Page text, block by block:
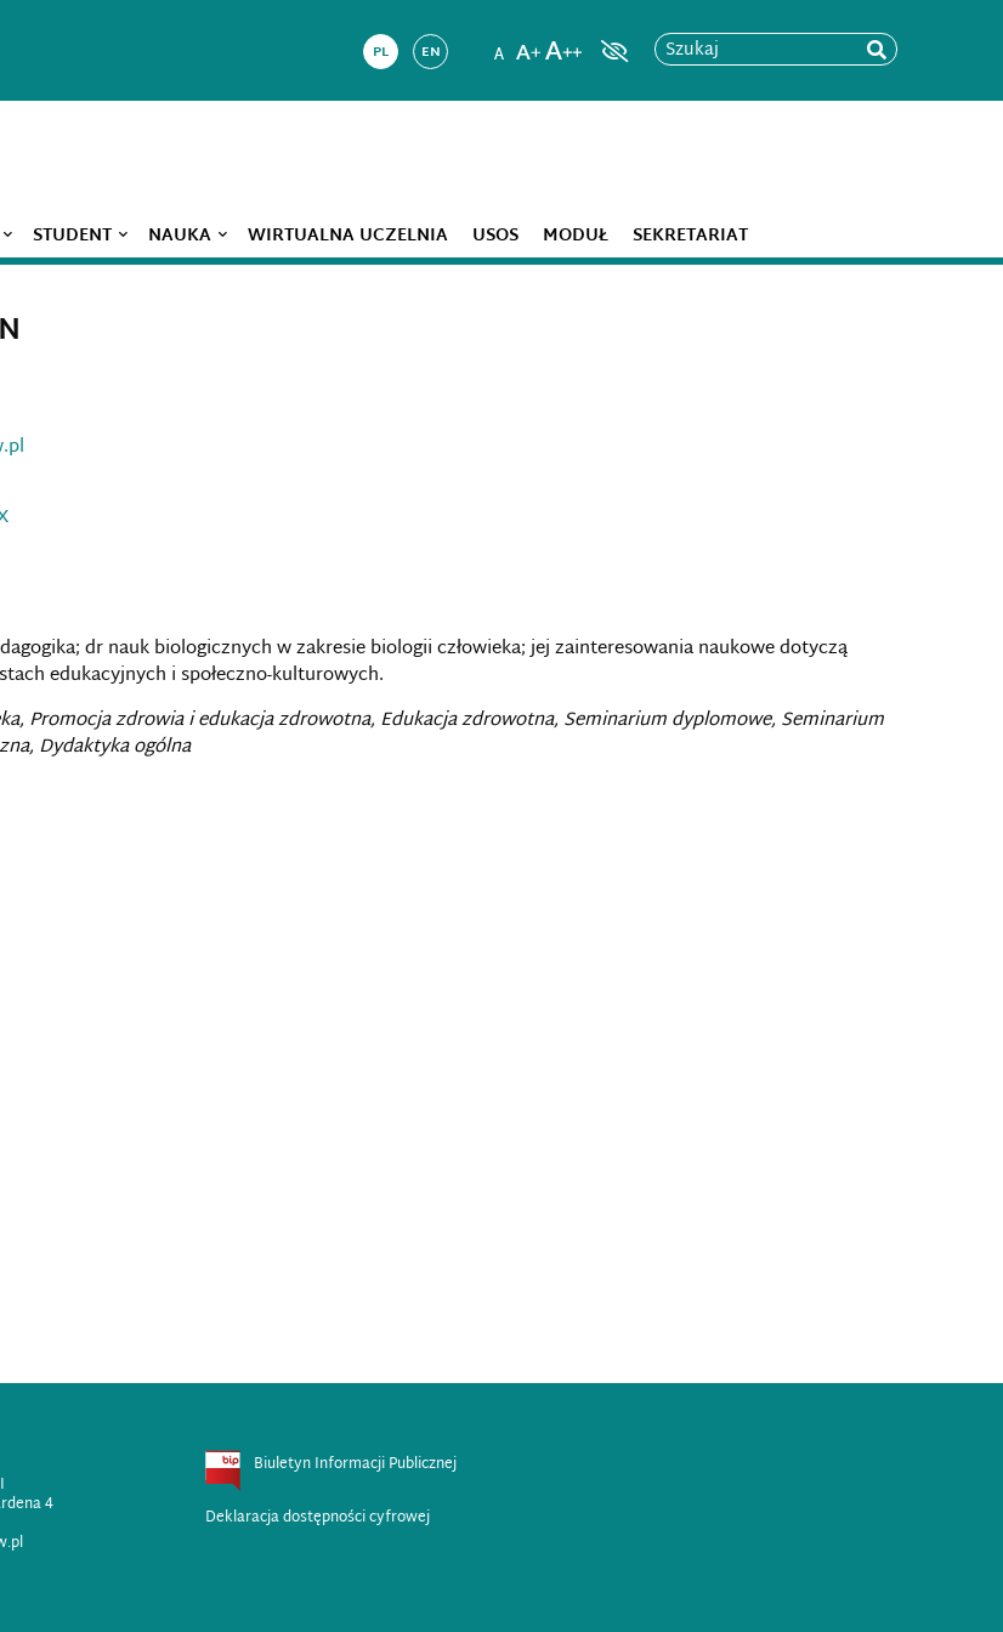
PL EN Szukaj
STUDENT NAUKA WIRTUALNA UCZELNIA USOS MODUŁ SEKRETARIAT
dr nauk biologicznych w zakresie biologii człowieka; jej zainteresowania naukowe dotyczą
edukacyjnych i społeczno-kulturowych.
Promocja zdrowia i edukacja zdrowotna, Edukacja zdrowotna, Seminarium dyplomowe, Seminarium
Dydaktyka ogólna
4
Biuletyn Informacji Publicznej
Deklaracja dostępności cyfrowej